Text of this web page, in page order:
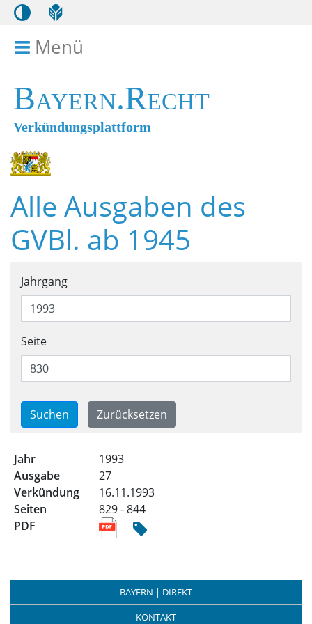
Menü
Bayern.Recht
Verkündungsplattform
Alle Ausgaben des
GVBl. ab 1945
Suchformular für alle
Jahrgang
Seite
Trefferliste für alle
1993
27
16.11.1993
829 - 844
BAYERN | DIREKT
KONTAKT